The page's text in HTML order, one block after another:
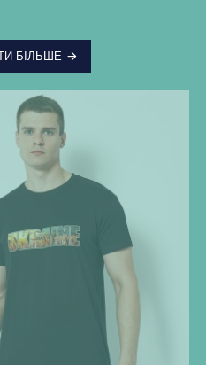
БІЛЬШЕ